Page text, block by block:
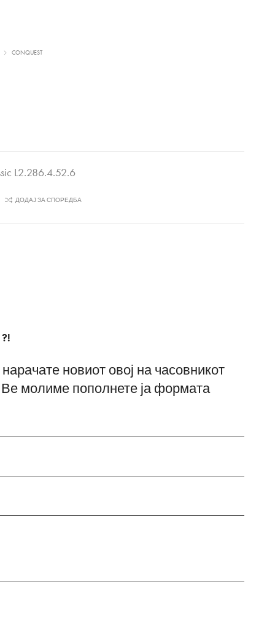
CONQUEST
L2.286.4.52.6
ДОДАЈ ЗА СПОРЕДБА
новиот овој на часовникот
молиме пополнете ја формата